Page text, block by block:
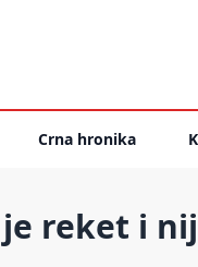
Crna hronika
reket i